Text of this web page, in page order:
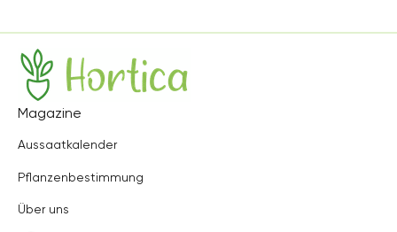
Hortica
Magazine
Aussaatkalender
Pflanzenbestimmung
Über uns